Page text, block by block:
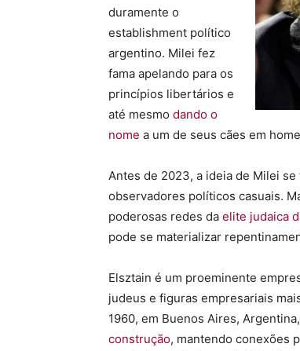
duramente o
establishment político
argentino. Milei fez
fama apelando para os
princípios libertários e
até mesmo dando o
nome a um de seus cães em
Antes de 2023, a ideia de Milei
observadores políticos casuais.
poderosas redes da elite judaica
pode se materializar
Elsztain é um proeminente
judeus e figuras empresariais
1960, em Buenos Aires,
construção, mantendo conexões